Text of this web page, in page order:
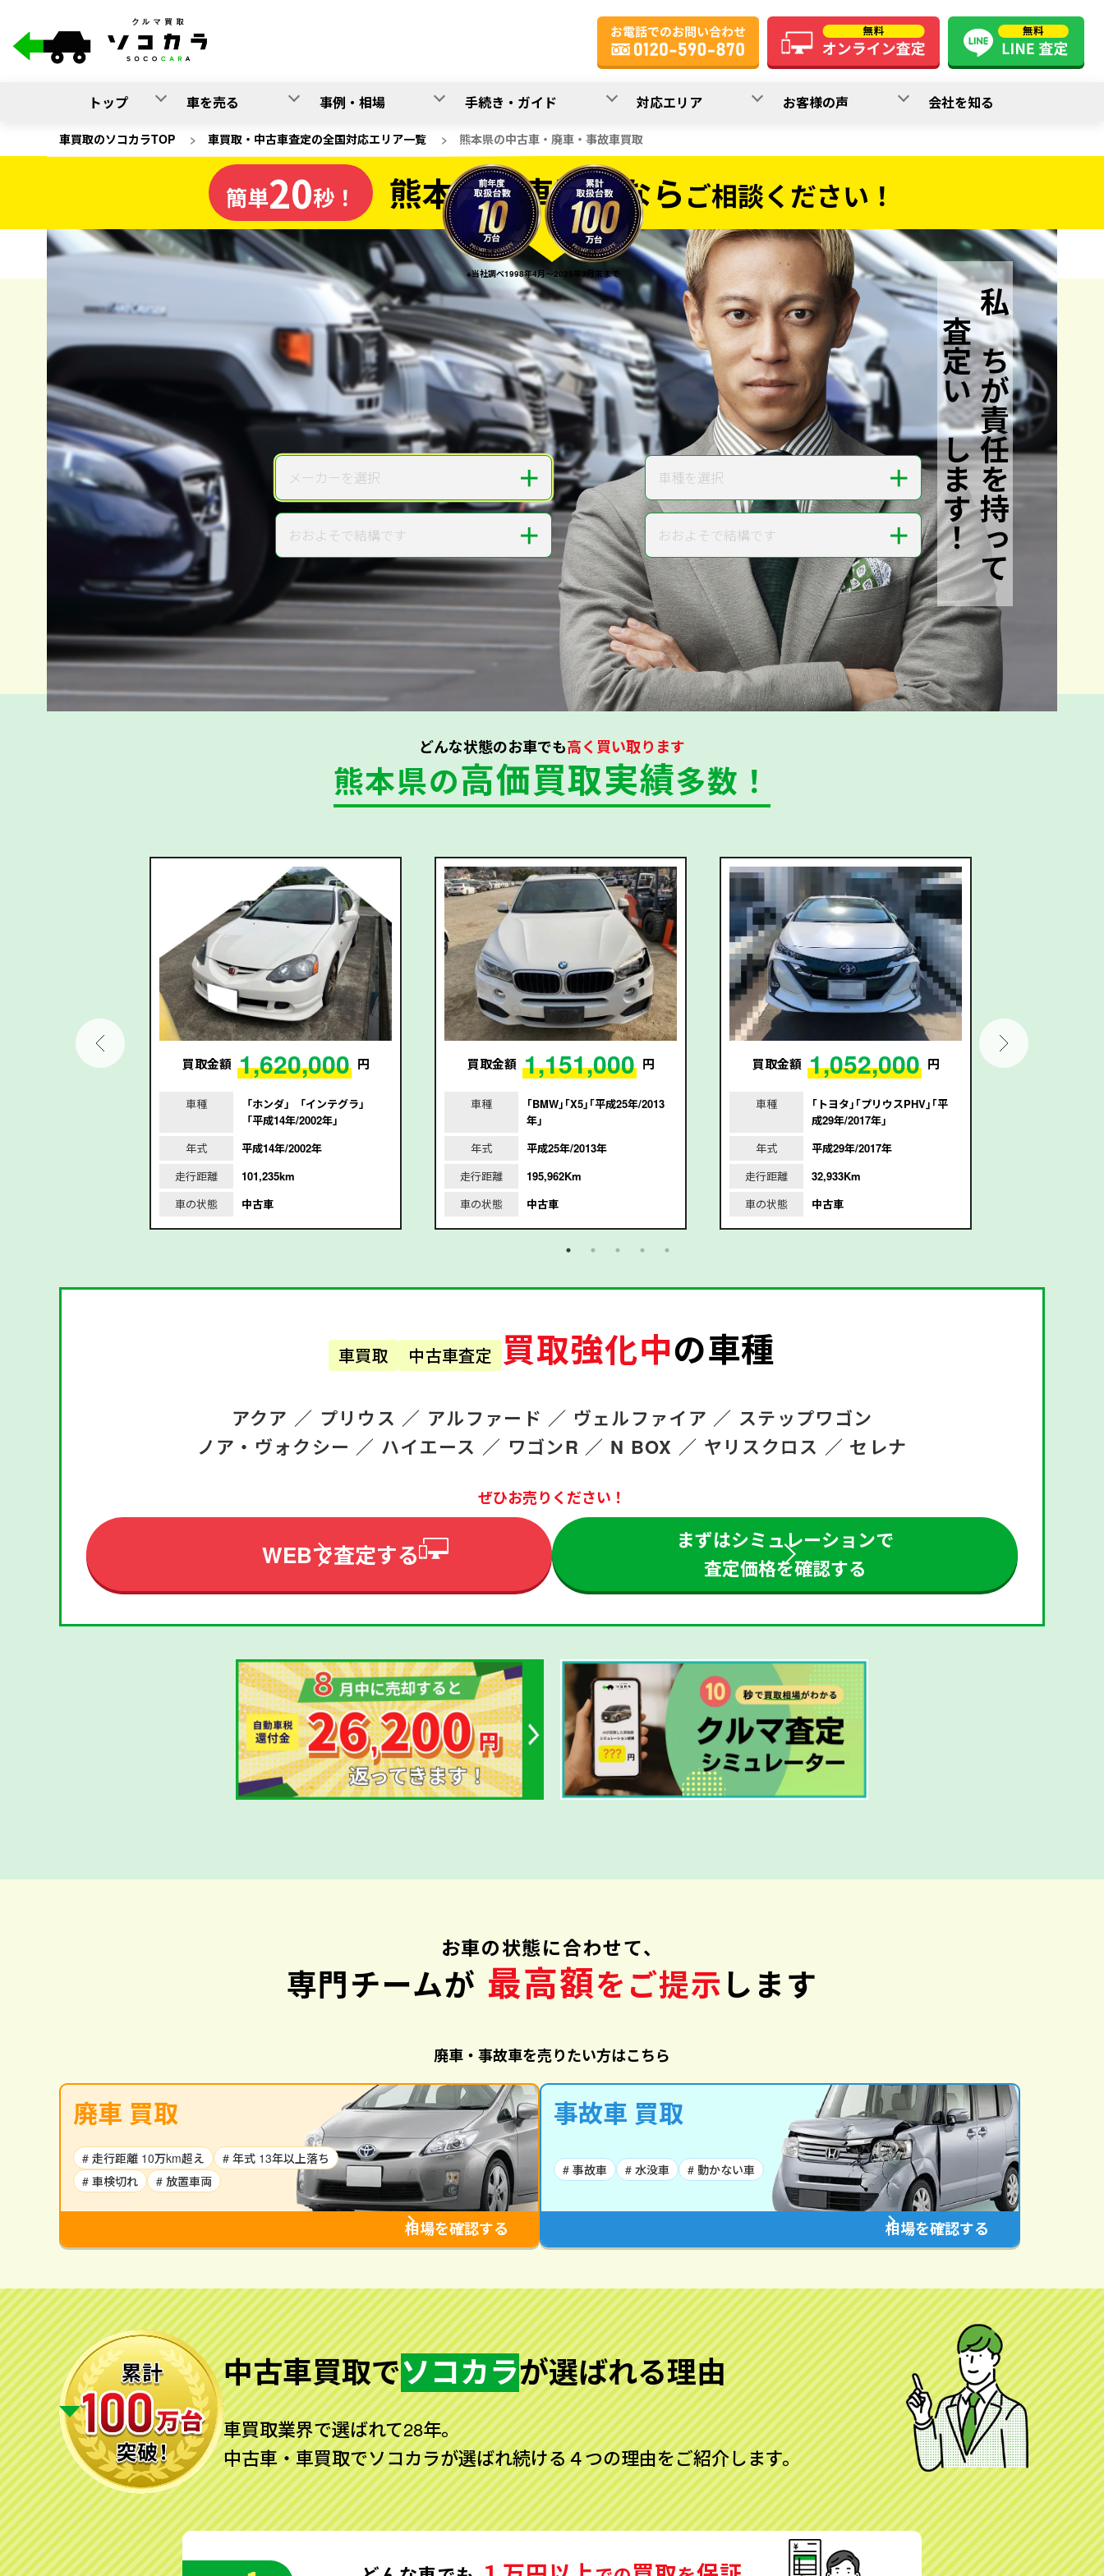
トップ 車を売る 事例・相場 手続き・ガイド 対応エリア お客様の声 会社を知る
車買取のソコカラTOP > 車買取・中古車査定の全国対応エリア一覧 > 熊本県の中古車・廃車・事故車買取
熊本県の車買取なら
ソコカラの
電話か出張か、高い方の査定を提案。
だから高価買取!
※当社調べ1998年4月～2025年3月末まで
私たちが責任を持って
査定いたします！
簡単20秒！ 熊本県の車買取ならご相談ください！
20秒で入力完了！
無料でカンタンWeb査定
ご依頼いただいたお車を丁寧に査定いたします
メーカー メーカーを選択 ＋ 車種 車種を選択 ＋
年式 おおよそで結構です ＋ 走行距離 おおよそで結構です ＋
無料で査定する
どんな状態のお車でも高く買い取ります
熊本県の高価買取実績多数！
買取金額 1,620,000 円
車種
「ホンダ」「インテグラ」
「平成14年/2002年」
年式
平成14年/2002年
走行距離
101,235km
車の状態
中古車
買取金額 1,151,000 円
車種
｢BMW｣｢X5｣｢平成25年/2013
年｣
年式
平成25年/2013年
走行距離
195,962Km
車の状態
中古車
買取金額 1,052,000 円
車種
｢トヨタ｣｢プリウスPHV｣｢平
成29年/2017年｣
年式
平成29年/2017年
走行距離
32,933Km
車の状態
中古車
車買取 中古車査定 買取強化中の車種
アクア ／ プリウス ／ アルファード ／ ヴェルファイア ／ ステップワゴン
ノア・ヴォクシー ／ ハイエース ／ ワゴンR ／ N BOX ／ ヤリスクロス ／ セレナ
ぜひお売りください！
WEBで査定する
まずはシミュレーションで
査定価格を確認する
お車の状態に合わせて、
専門チームが 最高額をご提示します
廃車・事故車を売りたい方はこちら
廃車 買取
# 走行距離 10万km超え
# 年式 13年以上落ち
# 車検切れ
# 放置車両
相場を確認する
事故車 買取
# 事故車 # 水没車 # 動かない車
相場を確認する
中古車買取でソコカラが選ばれる理由
車買取業界で選ばれて28年。
中古車・車買取でソコカラが選ばれ続ける４つの理由をご紹介します。